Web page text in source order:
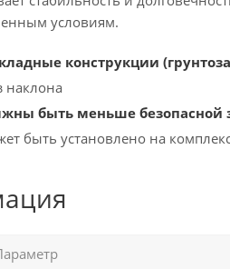
условиям.
конструкции
наклона
быть меньше безопасной
быть установлено на